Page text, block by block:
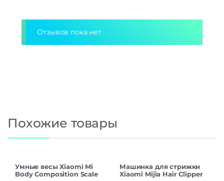
Отзывов пока нет
Похожие товары
Умные весы Xiaomi Mi
Body Composition Scale
Машинка для стрижки
Xiaomi Mijia Hair Clipper